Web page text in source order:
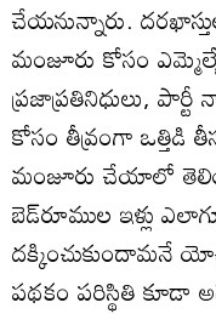
చేయనున్నారు.
మంజూరు కోసం
ప్రజాప్రతినిధులు, పార్టీ
కోసం తీవ్రంగా ఒత్తిడి
మంజూరు చేయాలో
బెడ్‌రూముల ఇళ్లు
దక్కించుకుందామనే
పథకం పరిస్థితి కూడా